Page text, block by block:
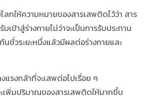
ให้ความหมายของสารเสพติดไว้ว่า สาร
ข้าสู่ร่างกายไม่ว่าจะเป็นการรับประทาน
วระยะหนึ่งแล้วมีผลต่อร่างกายและ
แรงกล้าที่จะเสพต่อไปเรื่อย ๆ
เพิ่มปริมาณของสารเสพติดให้มากขึ้น